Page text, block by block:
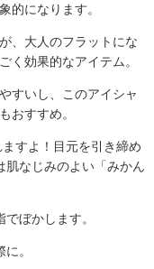
的になります。
、大人のフラットにな
く効果的なアイテム。
すいし、このアイシャ
おすすめ。
すよ！目元を引き締め
肌なじみのよい「みかん
ぼかします。
。